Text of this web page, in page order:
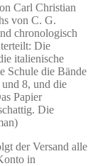
Carl Christian
von C. G.
chronologisch
Die
italienische
Schule die Bände
8, und die
Papier
Die
der Versand alle
in